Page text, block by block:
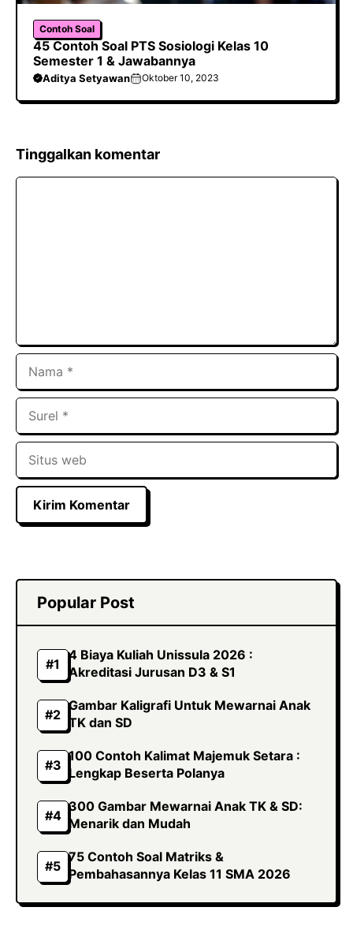
Contoh Soal
45 Contoh Soal PTS Sosiologi Kelas 10
Semester 1 & Jawabannya
Aditya Setyawan Oktober 10, 2023
Tinggalkan komentar
Komentar
Nama
Surel
Situs
web
Popular Post
4 Biaya Kuliah Unissula 2026 :
Akreditasi Jurusan D3 & S1
Gambar Kaligrafi Untuk Mewarnai Anak
TK dan SD
100 Contoh Kalimat Majemuk Setara :
Lengkap Beserta Polanya
300 Gambar Mewarnai Anak TK & SD:
Menarik dan Mudah
75 Contoh Soal Matriks &
Pembahasannya Kelas 11 SMA 2026